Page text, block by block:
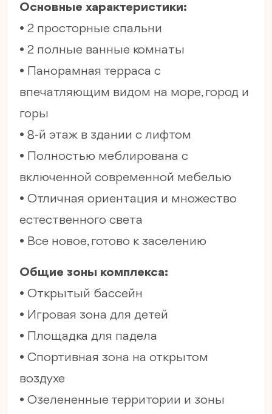
Основные характеристики:
• 2 просторные спальни
• 2 полные ванные комнаты
• Панорамная терраса с
впечатляющим видом на море, город и
горы
• 8-й этаж в здании с лифтом
• Полностью меблирована с
включенной современной мебелью
• Отличная ориентация и множество
естественного света
• Все новое, готово к заселению
Общие зоны комплекса:
• Открытый бассейн
• Игровая зона для детей
• Площадка для падела
• Спортивная зона на открытом
воздухе
• Озелененные территории и зоны